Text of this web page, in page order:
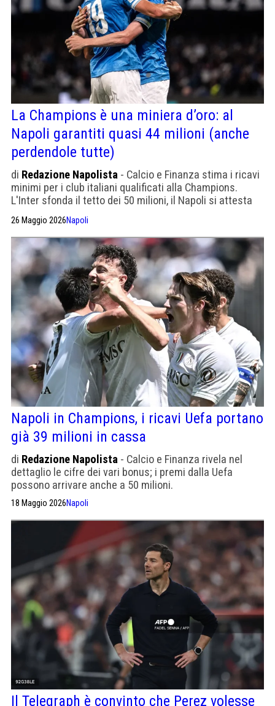
La Champions è una miniera d’oro: al
Napoli garantiti quasi 44 milioni (anche
perdendole tutte)
di Redazione Napolista - Calcio e Finanza stima i ricavi
minimi per i club italiani qualificati alla Champions.
L'Inter sfonda il tetto dei 50 milioni, il Napoli si attesta
sui 43,6. E questo senza contare i botteghini e gli
eventuali punti conquistati.
26 Maggio 2026Napoli
Napoli in Champions, i ricavi Uefa portano
già 39 milioni in cassa
di Redazione Napolista - Calcio e Finanza rivela nel
dettaglio le cifre dei vari bonus; i premi dalla Uefa
possono arrivare anche a 50 milioni.
18 Maggio 2026Napoli
Il Telegraph è convinto che Perez volesse